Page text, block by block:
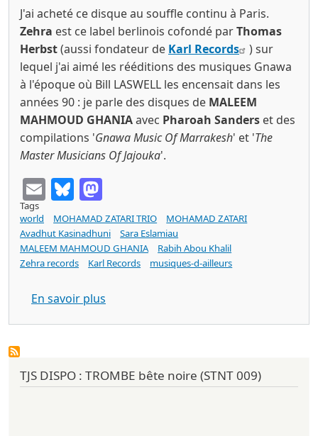
J'ai acheté ce disque au souffle continu à Paris.
Zehra est ce label berlinois cofondé parThomas
Herbst(aussi fondateur de Karl Records
) sur
lequel j'ai aimé les rééditions des musiques Gnawa
à l'époque où Bill LASWELL les encensait dans les
années 90 : je parle des disques de MALEEM
MAHMOUD GHANIAavec Pharoah Sanders et des
compilations 'Gnawa Music Of Marrakesh' et 'The
Master Musicians Of Jajouka'.
EmailBluesky
Tags
world
MOHAMAD ZATARI TRIO
MOHAMAD ZATARI
Avadhut Kasinadhuni
Sara Eslamiau
MALEEM MAHMOUD GHANIA
Rabih Abou Khalil
Zehra records
Karl Records musiques-d-ailleurs
En savoir plus
TJS DISPO : TROMBE bête noire (STNT 009)